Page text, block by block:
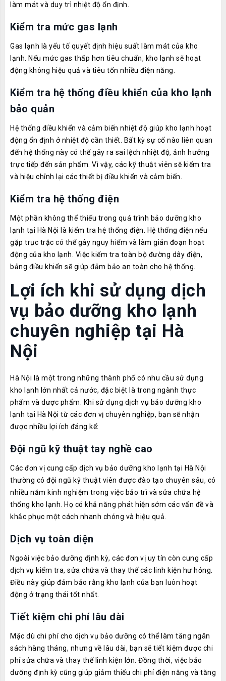
làm mát và duy trì nhiệt độ ổn định.
Kiểm tra mức gas lạnh
Gas lạnh là yếu tố quyết định hiệu suất làm mát của kho
lạnh. Nếu mức gas thấp hơn tiêu chuẩn, kho lạnh sẽ hoạt
động không hiệu quả và tiêu tốn nhiều điện năng.
Kiểm tra hệ thống điều khiển của kho lạnh
bảo quản
Hệ thống điều khiển và cảm biến nhiệt độ giúp kho lạnh hoạt
động ổn định ở nhiệt độ cần thiết. Bất kỳ sự cố nào liên quan
đến hệ thống này có thể gây ra sai lệch nhiệt độ, ảnh hưởng
trực tiếp đến sản phẩm. Vì vậy, các kỹ thuật viên sẽ kiểm tra
và hiệu chỉnh lại các thiết bị điều khiển và cảm biến.
Kiểm tra hệ thống điện
Một phần không thể thiếu trong quá trình bảo dưỡng kho
lạnh tại Hà Nội là kiểm tra hệ thống điện. Hệ thống điện nếu
gặp trục trặc có thể gây nguy hiểm và làm gián đoạn hoạt
động của kho lạnh. Việc kiểm tra toàn bộ đường dây điện,
bảng điều khiển sẽ giúp đảm bảo an toàn cho hệ thống.
Lợi ích khi sử dụng dịch
vụ bảo dưỡng kho lạnh
chuyên nghiệp tại Hà
Nội
Hà Nội là một trong những thành phố có nhu cầu sử dụng
kho lạnh lớn nhất cả nước, đặc biệt là trong ngành thực
phẩm và dược phẩm. Khi sử dụng dịch vụ bảo dưỡng kho
lạnh tại Hà Nội từ các đơn vị chuyên nghiệp, bạn sẽ nhận
được nhiều lợi ích đáng kể:
Đội ngũ kỹ thuật tay nghề cao
Các đơn vị cung cấp dịch vụ bảo dưỡng kho lạnh tại Hà Nội
thường có đội ngũ kỹ thuật viên được đào tạo chuyên sâu, có
nhiều năm kinh nghiệm trong việc bảo trì và sửa chữa hệ
thống kho lạnh. Họ có khả năng phát hiện sớm các vấn đề và
khắc phục một cách nhanh chóng và hiệu quả.
Dịch vụ toàn diện
Ngoài việc bảo dưỡng định kỳ, các đơn vị uy tín còn cung cấp
dịch vụ kiểm tra, sửa chữa và thay thế các linh kiện hư hỏng.
Điều này giúp đảm bảo rằng kho lạnh của bạn luôn hoạt
động ở trạng thái tốt nhất.
Tiết kiệm chi phí lâu dài
Mặc dù chi phí cho dịch vụ bảo dưỡng có thể làm tăng ngân
sách hàng tháng, nhưng về lâu dài, bạn sẽ tiết kiệm được chi
phí sửa chữa và thay thế linh kiện lớn. Đồng thời, việc bảo
dưỡng định kỳ cũng giúp giảm thiểu chi phí điện năng và tăng